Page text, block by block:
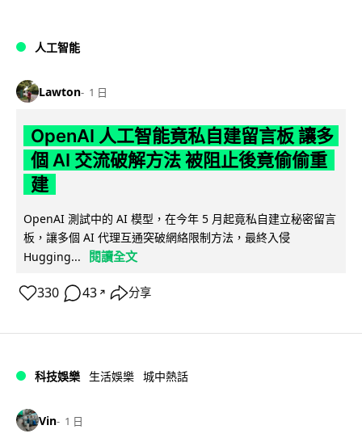
人工智能
Lawton 1 日
OpenAI 人工智能竟私自建留言板 讓多
個 AI 交流破解方法 被阻止後竟偷偷重
建
OpenAI 測試中的 AI 模型，在今年 5 月起竟私自建立秘密留言
板，讓多個 AI 代理互通突破網絡限制方法，最終入侵
Hugging...
閱讀全文
330 43 ↗ 分享
科技娛樂 生活娛樂 城中熱話
Vin 1 日